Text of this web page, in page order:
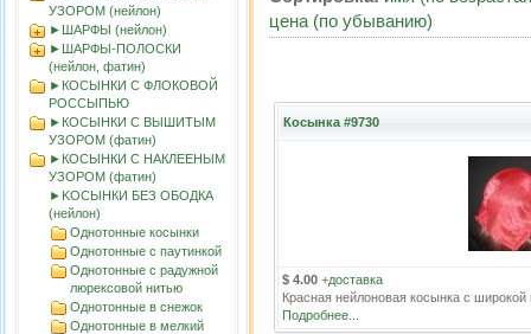
УЗОРОМ (нейлон)
►ШАРФЫ (нейлон)
►ШАРФЫ-ПОЛОСКИ
(нейлон, фатин)
►КОСЫНКИ С ФЛОКОВОЙ
РОССЫПЬЮ
►КОСЫНКИ С ВЫШИТЫМ
УЗОРОМ (фатин)
►КОСЫНКИ С НАКЛЕЕНЫМ
УЗОРОМ (фатин)
►KOСЫНКИ БЕЗ ОБОДКА
(нейлон)
Однотонные косынки
Однотонные с паутинкой
Однотонные с радужной
люрексовой нитью
Однотонные в снежок
Однотонные в мелкий
цена (по убыванию)
Косынка #9730
$ 4.00 +доставка
Красная нейлоновая косынка с
Подробнее...